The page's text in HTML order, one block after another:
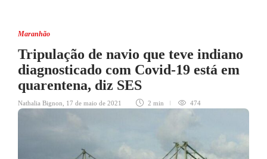
Maranhão
Tripulação de navio que teve indiano
diagnosticado com Covid-19 está em
quarentena, diz SES
Nathalia Bignon 17 de maio de 2021 2 min 474